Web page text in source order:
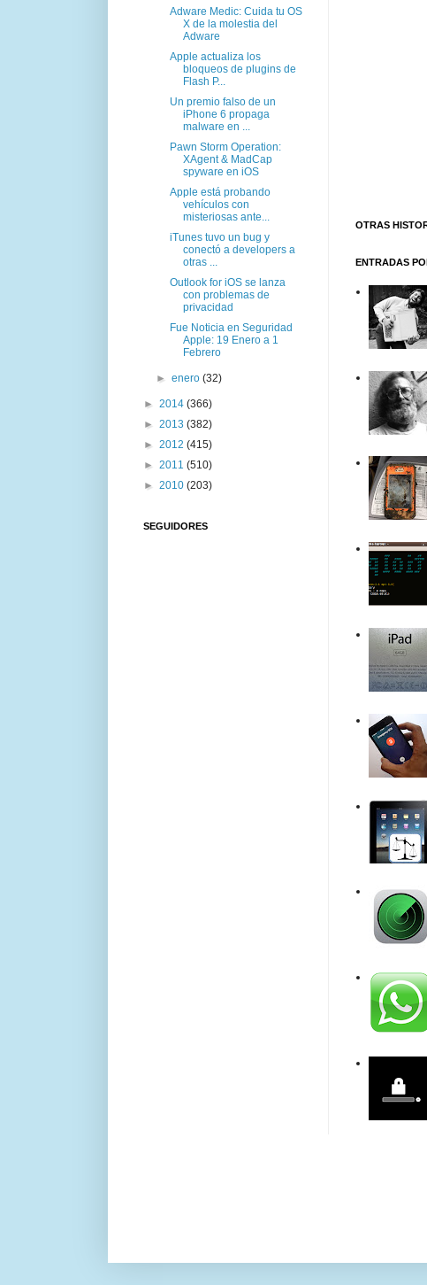
OTRAS
ENTRADAS
Adware Medic: Cuida tu OS
X de la molestia del
Adware
Apple actualiza los
bloqueos de plugins de
Flash P...
Un premio falso de un
iPhone 6 propaga
malware en ...
Pawn Storm Operation:
XAgent & MadCap
spyware en iOS
Apple está probando
vehículos con
misteriosas ante...
iTunes tuvo un bug y
conectó a developers a
otras ...
Outlook for iOS se lanza
con problemas de
privacidad
Fue Noticia en Seguridad
Apple: 19 Enero a 1
Febrero
►enero(32)
► 2014 (366)
► 2013 (382)
► 2012 (415)
► 2011 (510)
► 2010 (203)
SEGUIDORES